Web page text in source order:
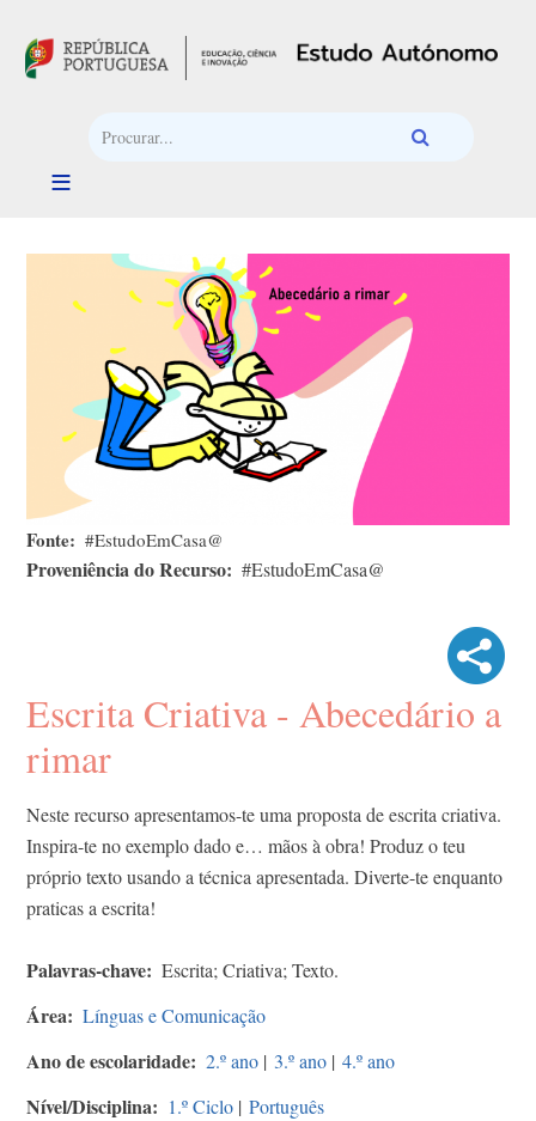
Fonte #EstudoEmCasa@
Proveniência do Recurso #EstudoEmCasa@
Escrita Criativa - Abecedário a
rimar
Neste recurso apresentamos-te uma proposta de escrita criativa.
Inspira-te no exemplo dado e… mãos à obra! Produz o teu
próprio texto usando a técnica apresentada. Diverte-te enquanto
praticas a escrita!
Palavras-chave Escrita; Criativa; Texto.
Área Línguas e Comunicação
Ano de escolaridade 2.º ano | 3.º ano | 4.º ano
Nível/Disciplina 1.º Ciclo | Português